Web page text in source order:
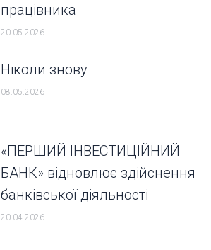
працівника
20.05.2026
Ніколи знову
08.05.2026
«ПЕРШИЙ ІНВЕСТИЦІЙНИЙ
БАНК» відновлює здійснення
банківської діяльності
20.04.2026